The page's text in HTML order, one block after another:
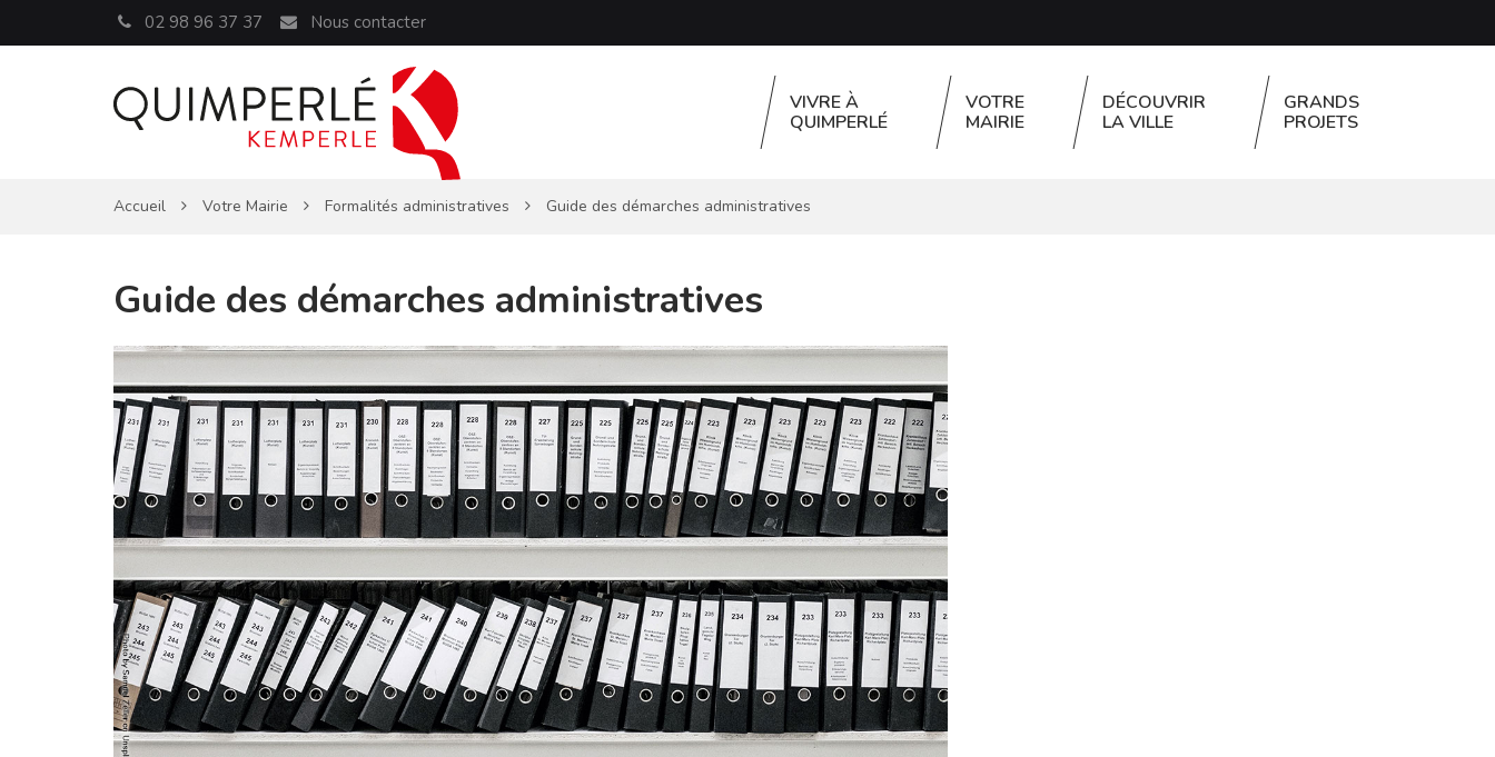
02 98 96 37 37 Nous contacter
VIVRE À
QUIMPERLÉ
VOTRE
MAIRIE
DÉCOUVRIR
LA VILLE
GRANDS
PROJETS
Accueil Votre Mairie Formalités administratives Guide des démarches administratives
Guide des démarches administratives